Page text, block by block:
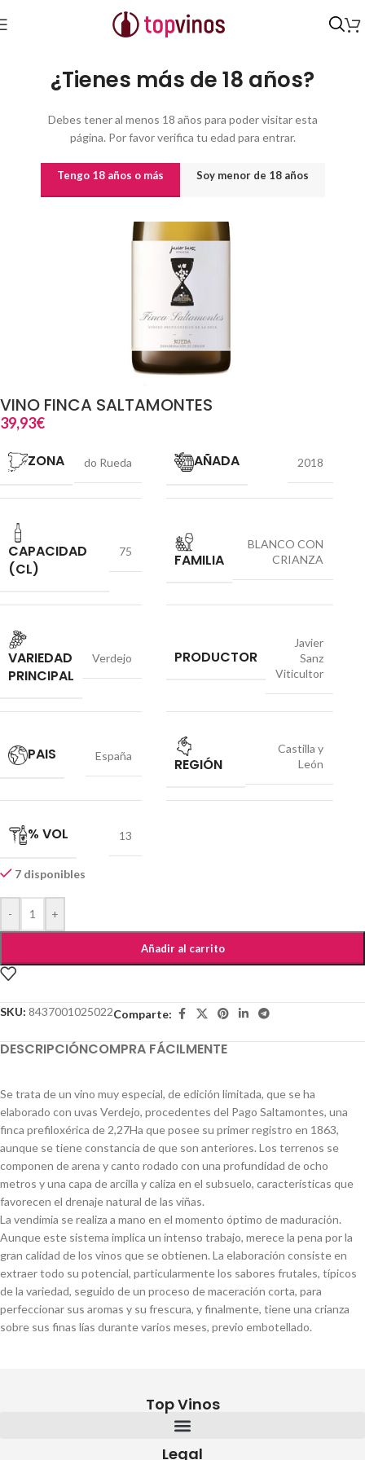
¿Tienes más de 18 años?
Debes tener al menos 18 años para poder visitar esta
página. Por favor verifica tu edad para entrar.
Tengo 18 años o más Soy menor de 18 años
Inicio Vinos por origen/CASTILLA LEÓN
VINO FINCA SALTAMONTES
39,93€
ZONA do Rueda AÑADA 2018
CAPACIDAD
(CL)
75 FAMILIA
BLANCO CON
CRIANZA
VARIEDAD
PRINCIPAL
Verdejo PRODUCTOR
Javier
Sanz
Viticultor
PAIS España REGIÓN
Castilla y
León
% VOL 13
7 disponibles
- +
Añadir al carrito
SKU: 8437001025022Comparte:
DESCRIPCIÓNCOMPRA FÁCILMENTE
Se trata de un vino muy especial, de edición limitada, que se ha
elaborado con uvas Verdejo, procedentes del Pago Saltamontes, una
finca prefiloxérica de 2,27Ha que posee su primer registro en 1863,
aunque se tiene constancia de que son anteriores. Los terrenos se
componen de arena y canto rodado con una profundidad de ocho
metros y una capa de arcilla y caliza en el subsuelo, características que
favorecen el drenaje natural de las viñas.
La vendimia se realiza a mano en el momento óptimo de maduración.
Aunque este sistema implica un intenso trabajo, merece la pena por la
gran calidad de los vinos que se obtienen. La elaboración consiste en
extraer todo su potencial, particularmente los sabores frutales, típicos
de la variedad, seguido de un proceso de maceración corta, para
perfeccionar sus aromas y su frescura, y finalmente, tiene una crianza
sobre sus finas lías durante varios meses, previo embotellado.
Top Vinos
Legal